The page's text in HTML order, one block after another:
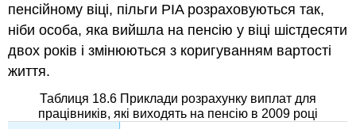
пенсійному віці, пільги PIA розраховуються так,
ніби особа, яка вийшла на пенсію у віці шістдесяти
двох років і змінюються з коригуванням вартості
життя.
Таблиця 18.6 Приклади розрахунку виплат для
працівників, які виходять на пенсію в 2009 році